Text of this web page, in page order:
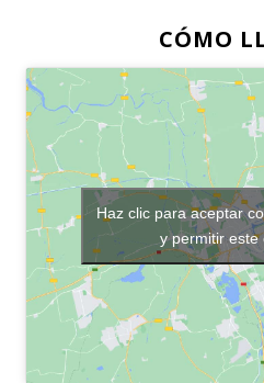
CÓMO
Haz clic para aceptar
y permitir este